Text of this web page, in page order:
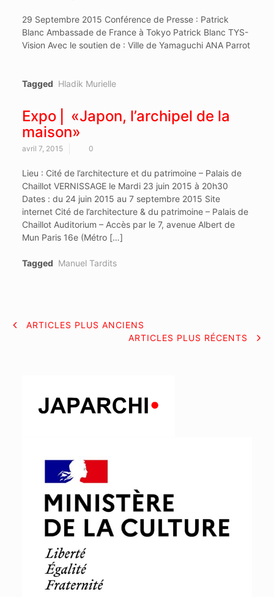
29 Septembre 2015 Conférence de Presse : Patrick
Blanc Ambassade de France à Tokyo Patrick Blanc TYS-
Vision Avec le soutien de : Ville de Yamaguchi ANA Parrot
Tagged Hladik Murielle
Expo ⎜ «Japon, l’archipel de la
maison»
avril 7, 2015 0
Lieu : Cité de l’architecture et du patrimoine – Palais de
Chaillot VERNISSAGE le Mardi 23 juin 2015 à 20h30
Dates : du 24 juin 2015 au 7 septembre 2015 Site
internet Cité de l’architecture & du patrimoine – Palais de
Chaillot Auditorium – Accès par le 7, avenue Albert de
Mun Paris 16e (Métro […]
Tagged Manuel Tardits
NAVIGATION
ARTICLES PLUS ANCIENS
ARTICLES PLUS RÉCENTS